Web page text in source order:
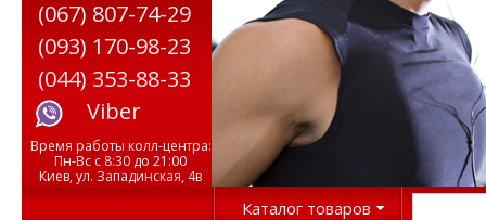
(067) 807-74-29
(093) 170-98-23
(044) 353-88-33
Viber
Время работы колл-центра:
Пн-Вс с 8:30 до 21:00
Киев, ул. Западинская, 4в
Каталог товаров